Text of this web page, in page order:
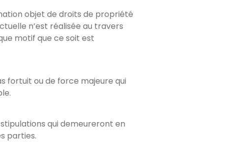
objet de droits de propriété
n’est réalisée au travers
motif que ce soit est
fortuit ou de force majeure qui
qui demeureront en
parties.